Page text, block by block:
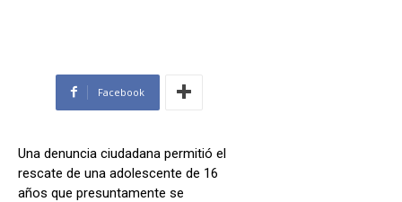
Facebook
Una denuncia ciudadana permitió el
rescate de una adolescente de 16
años que presuntamente se